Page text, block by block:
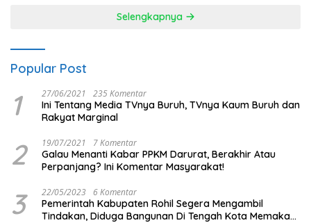
Selengkapnya
Popular Post
1 27/06/2021 235 Komentar
Ini Tentang Media TVnya Buruh, TVnya Kaum Buruh dan
Rakyat Marginal
2 19/07/2021 7 Komentar
Galau Menanti Kabar PPKM Darurat, Berakhir Atau
Perpanjang? Ini Komentar Masyarakat!
3 22/05/2023 6 Komentar
Pemerintah Kabupaten Rohil Segera Mengambil
Tindakan, Diduga Bangunan Di Tengah Kota Memakan